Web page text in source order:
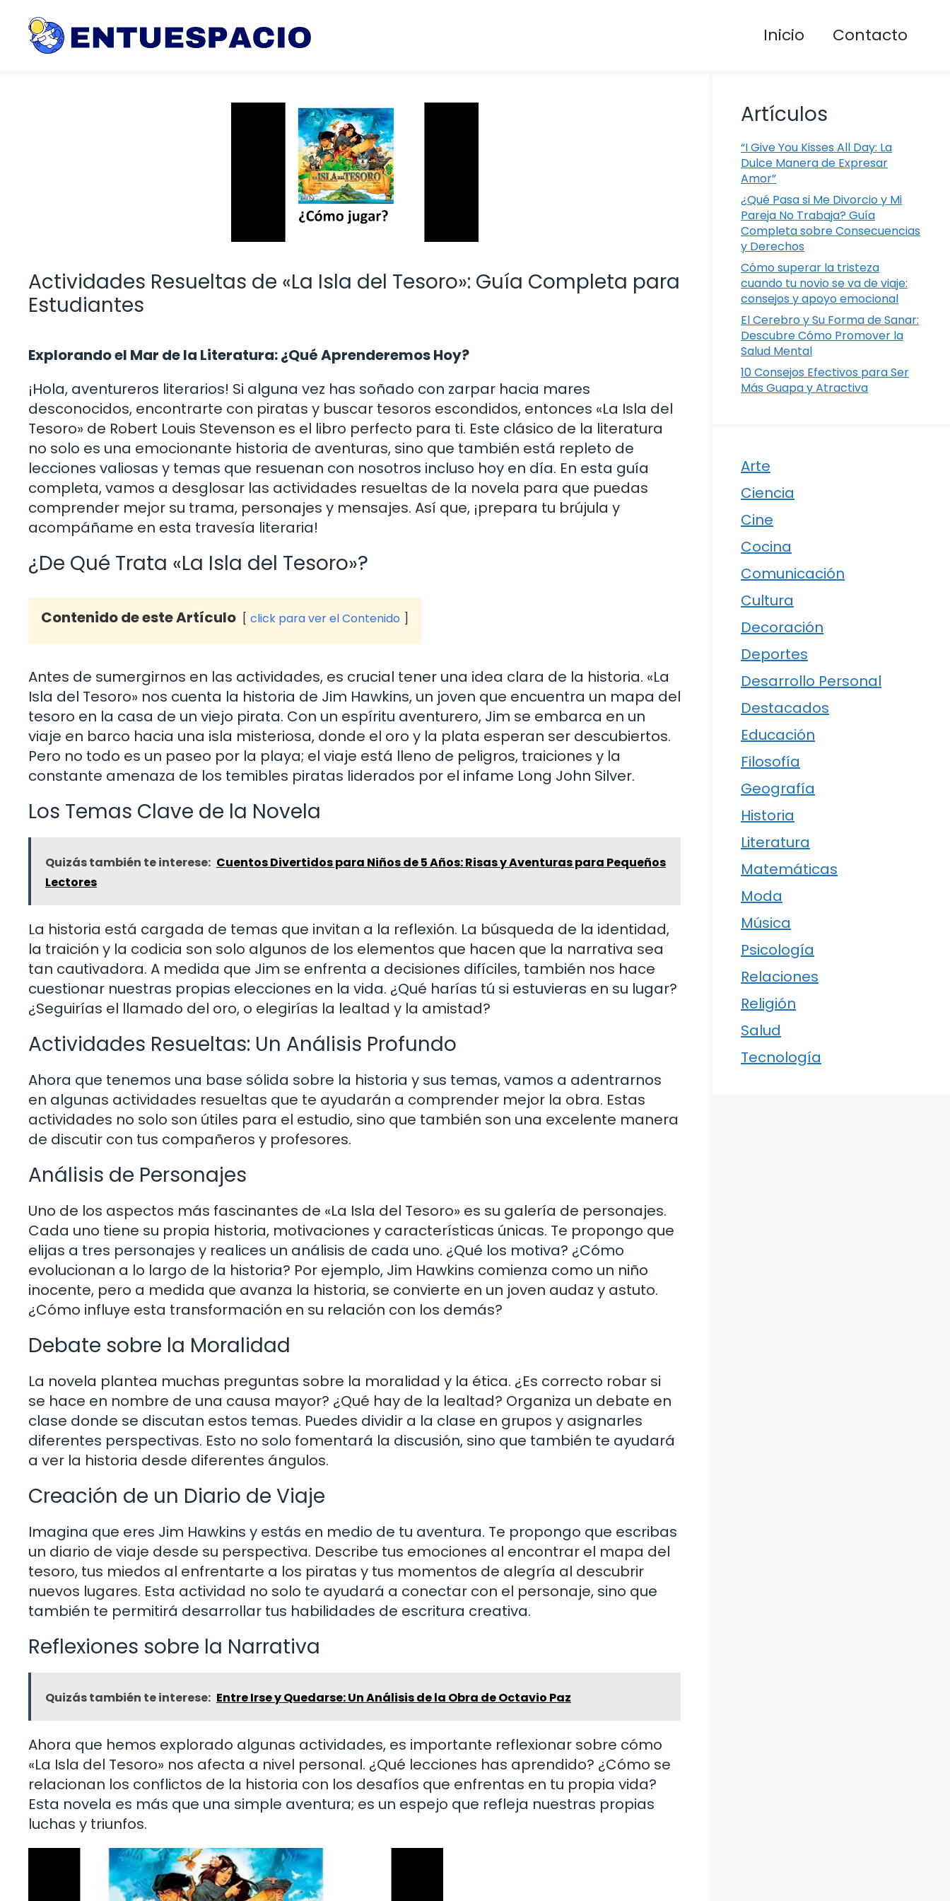
contenido
Inicio Contacto
Actividades Resueltas de «La Isla del Tesoro»: Guía Completa para
Estudiantes
Explorando el Mar de la Literatura: ¿Qué Aprenderemos Hoy?
¡Hola, aventureros literarios! Si alguna vez has soñado con zarpar hacia mares
desconocidos, encontrarte con piratas y buscar tesoros escondidos, entonces «La Isla del
Tesoro» de Robert Louis Stevenson es el libro perfecto para ti. Este clásico de la literatura
no solo es una emocionante historia de aventuras, sino que también está repleto de
lecciones valiosas y temas que resuenan con nosotros incluso hoy en día. En esta guía
completa, vamos a desglosar las actividades resueltas de la novela para que puedas
comprender mejor su trama, personajes y mensajes. Así que, ¡prepara tu brújula y
acompáñame en esta travesía literaria!
¿De Qué Trata «La Isla del Tesoro»?
Contenido de este Artículo click para ver el Contenido
Antes de sumergirnos en las actividades, es crucial tener una idea clara de la historia. «La
Isla del Tesoro» nos cuenta la historia de Jim Hawkins, un joven que encuentra un mapa del
tesoro en la casa de un viejo pirata. Con un espíritu aventurero, Jim se embarca en un
viaje en barco hacia una isla misteriosa, donde el oro y la plata esperan ser descubiertos.
Pero no todo es un paseo por la playa; el viaje está lleno de peligros, traiciones y la
constante amenaza de los temibles piratas liderados por el infame Long John Silver.
Los Temas Clave de la Novela
Quizás también te interese: Cuentos Divertidos para Niños de 5 Años: Risas y Aventuras para Pequeños
Lectores
La historia está cargada de temas que invitan a la reflexión. La búsqueda de la identidad,
la traición y la codicia son solo algunos de los elementos que hacen que la narrativa sea
tan cautivadora. A medida que Jim se enfrenta a decisiones difíciles, también nos hace
cuestionar nuestras propias elecciones en la vida. ¿Qué harías tú si estuvieras en su lugar?
¿Seguirías el llamado del oro, o elegirías la lealtad y la amistad?
Actividades Resueltas: Un Análisis Profundo
Ahora que tenemos una base sólida sobre la historia y sus temas, vamos a adentrarnos
en algunas actividades resueltas que te ayudarán a comprender mejor la obra. Estas
actividades no solo son útiles para el estudio, sino que también son una excelente manera
de discutir con tus compañeros y profesores.
Análisis de Personajes
Uno de los aspectos más fascinantes de «La Isla del Tesoro» es su galería de personajes.
Cada uno tiene su propia historia, motivaciones y características únicas. Te propongo que
elijas a tres personajes y realices un análisis de cada uno. ¿Qué los motiva? ¿Cómo
evolucionan a lo largo de la historia? Por ejemplo, Jim Hawkins comienza como un niño
inocente, pero a medida que avanza la historia, se convierte en un joven audaz y astuto.
¿Cómo influye esta transformación en su relación con los demás?
Debate sobre la Moralidad
La novela plantea muchas preguntas sobre la moralidad y la ética. ¿Es correcto robar si
se hace en nombre de una causa mayor? ¿Qué hay de la lealtad? Organiza un debate en
clase donde se discutan estos temas. Puedes dividir a la clase en grupos y asignarles
diferentes perspectivas. Esto no solo fomentará la discusión, sino que también te ayudará
a ver la historia desde diferentes ángulos.
Creación de un Diario de Viaje
Imagina que eres Jim Hawkins y estás en medio de tu aventura. Te propongo que escribas
un diario de viaje desde su perspectiva. Describe tus emociones al encontrar el mapa del
tesoro, tus miedos al enfrentarte a los piratas y tus momentos de alegría al descubrir
nuevos lugares. Esta actividad no solo te ayudará a conectar con el personaje, sino que
también te permitirá desarrollar tus habilidades de escritura creativa.
Reflexiones sobre la Narrativa
Quizás también te interese: Entre Irse y Quedarse: Un Análisis de la Obra de Octavio Paz
Ahora que hemos explorado algunas actividades, es importante reflexionar sobre cómo
«La Isla del Tesoro» nos afecta a nivel personal. ¿Qué lecciones has aprendido? ¿Cómo se
relacionan los conflictos de la historia con los desafíos que enfrentas en tu propia vida?
Esta novela es más que una simple aventura; es un espejo que refleja nuestras propias
luchas y triunfos.
Artículos
“I Give You Kisses All Day: La
Dulce Manera de Expresar
Amor”
¿Qué Pasa si Me Divorcio y Mi
Pareja No Trabaja? Guía
Completa sobre Consecuencias
y Derechos
Cómo superar la tristeza
cuando tu novio se va de viaje:
consejos y apoyo emocional
El Cerebro y Su Forma de Sanar:
Descubre Cómo Promover la
Salud Mental
10 Consejos Efectivos para Ser
Más Guapa y Atractiva
Arte
Ciencia
Cine
Cocina
Comunicación
Cultura
Decoración
Deportes
Desarrollo Personal
Destacados
Educación
Filosofía
Geografía
Historia
Literatura
Matemáticas
Moda
Música
Psicología
Relaciones
Religión
Salud
Tecnología